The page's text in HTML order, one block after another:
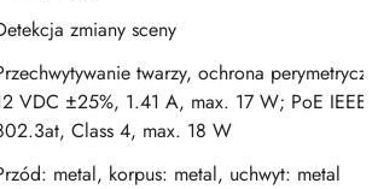
zmiany sceny
twarzy, ochrona
VDC ±25%, 1.41 A, max. 17 W; PoE IEEE
Class 4, max. 18 W
metal, korpus: metal, uchwyt: metal